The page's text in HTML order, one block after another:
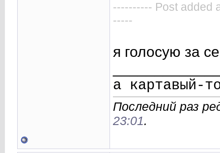
---------- Post added
-----
я голосую за
а картавый-
Последний раз
23:01.